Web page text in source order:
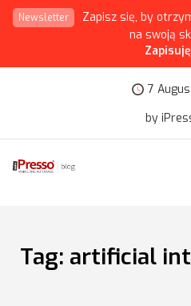
Newsletter
Zapisz się, by
na swoją
7
by
Tag: artificial